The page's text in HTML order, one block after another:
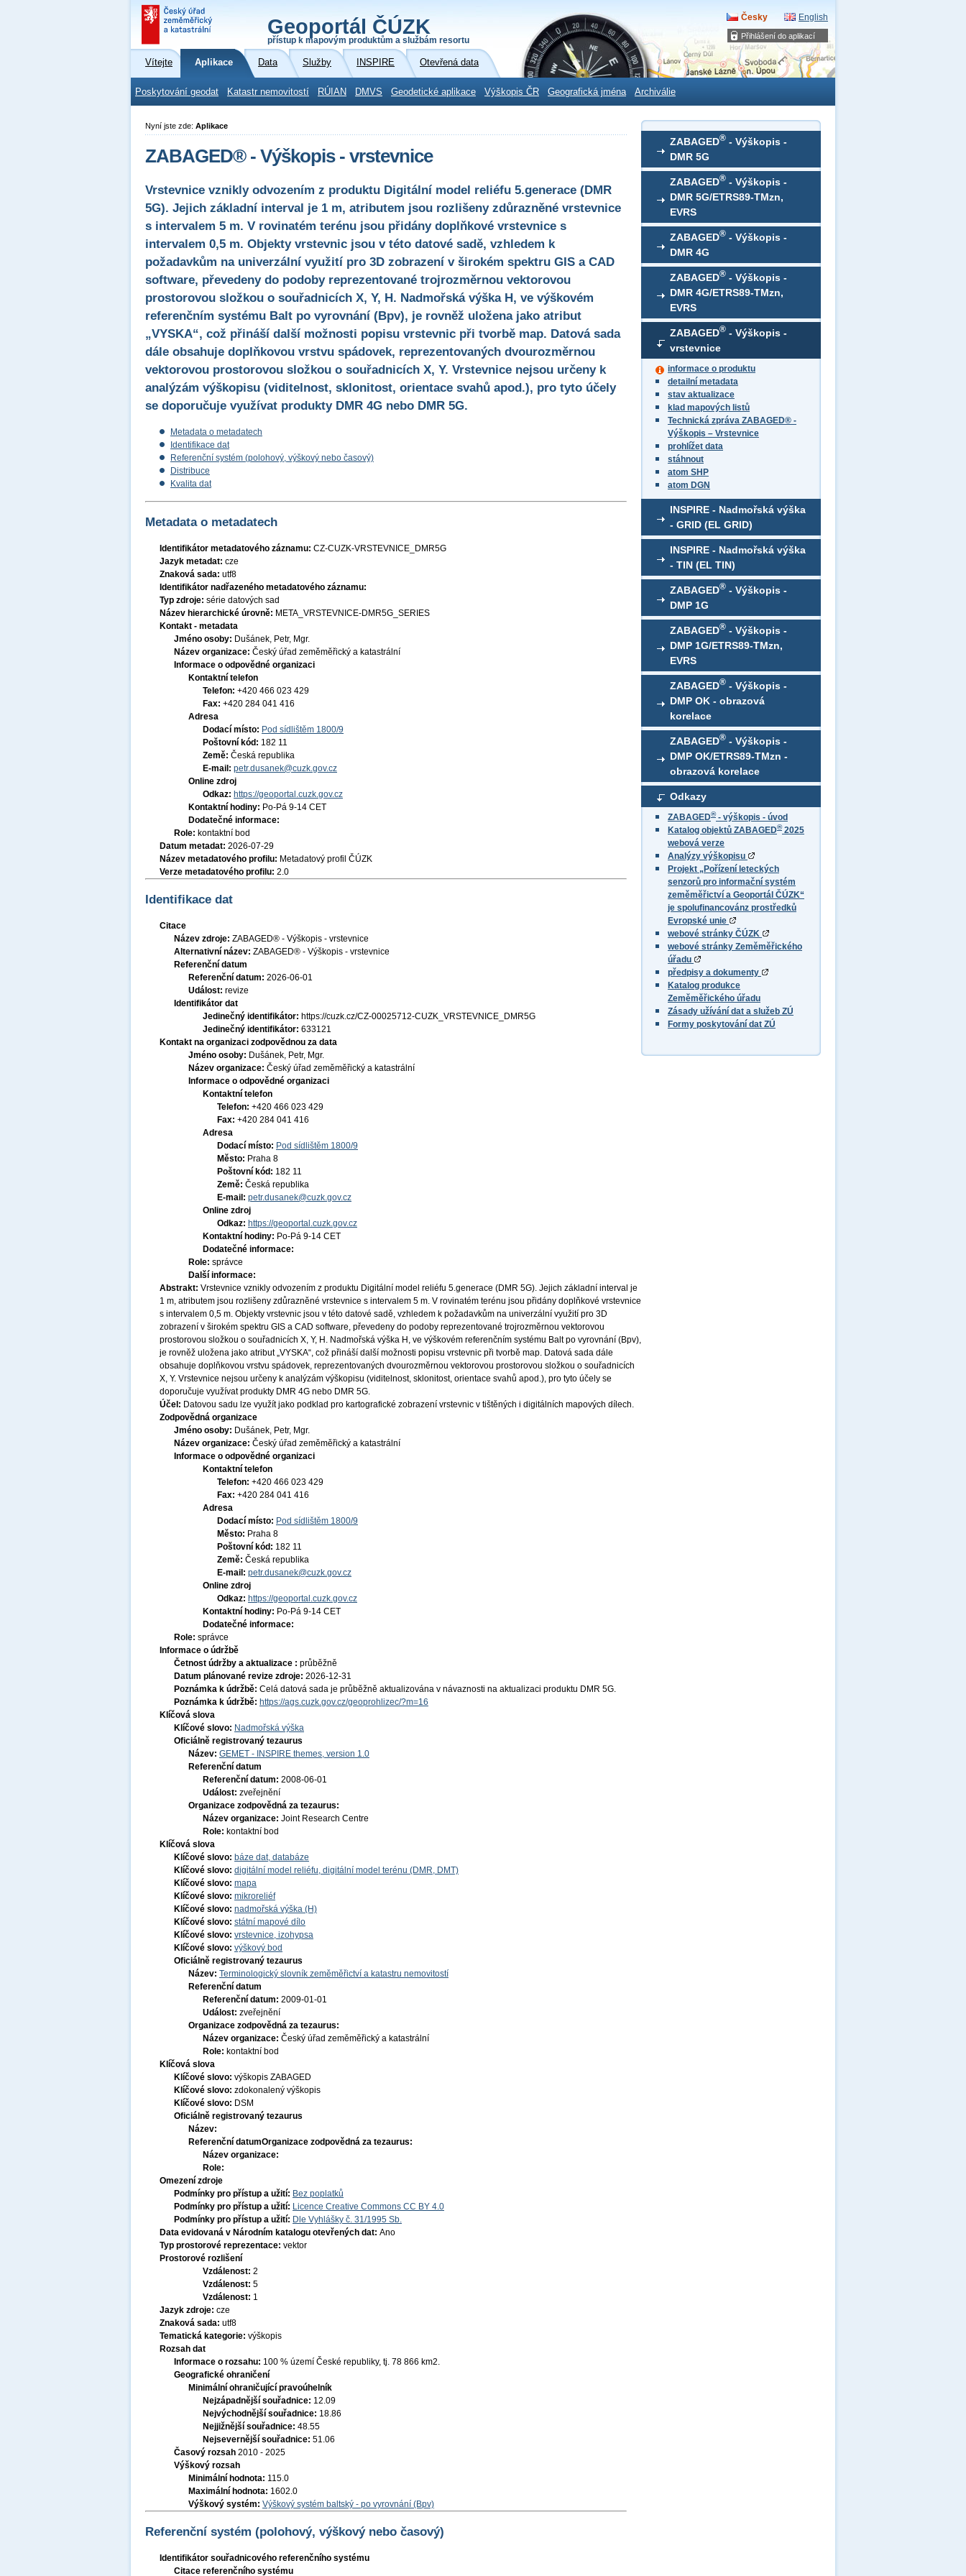
Přihlášení do aplikací
Geoportál ČÚZK
přístup k mapovým produktům a službám resortu
Česky English
Vítejte Aplikace Data Služby INSPIRE Otevřená data
Poskytování geodat Katastr nemovitostí RÚIAN DMVS Geodetické aplikace Výškopis ČR Geografická jména Archiválie
ZABAGED® - Výškopis -
DMR 5G
ZABAGED® - Výškopis -
DMR 5G/ETRS89-TMzn,
EVRS
ZABAGED® - Výškopis -
DMR 4G
ZABAGED® - Výškopis -
DMR 4G/ETRS89-TMzn,
EVRS
ZABAGED® - Výškopis -
vrstevnice
informace o produktu
detailní metadata
stav aktualizace
klad mapových listů
Technická zpráva ZABAGED® -
Výškopis – Vrstevnice
prohlížet data
stáhnout
atom SHP
atom DGN
INSPIRE - Nadmořská výška
- GRID (EL GRID)
INSPIRE - Nadmořská výška
- TIN (EL TIN)
ZABAGED® - Výškopis -
DMP 1G
ZABAGED® - Výškopis -
DMP 1G/ETRS89-TMzn,
EVRS
ZABAGED® - Výškopis -
DMP OK - obrazová
korelace
ZABAGED® - Výškopis -
DMP OK/ETRS89-TMzn -
obrazová korelace
Odkazy
ZABAGED®- výškopis - úvod
Katalog objektů ZABAGED®2025
webová verze
Analýzy výškopisu
Projekt „Pořízení leteckých
senzorů pro informační systém
zeměměřictví a Geoportál ČÚZK“
je spolufinancovánz prostředků
Evropské unie
webové stránky ČÚZK
webové stránky Zeměměřického
úřadu
předpisy a dokumenty
Katalog produkce
Zeměměřického úřadu
Zásady užívání dat a služeb ZÚ
Formy poskytování dat ZÚ
Nyní jste zde: Aplikace
ZABAGED® - Výškopis - vrstevnice
Vrstevnice vznikly odvozením z produktu Digitální model reliéfu 5.generace (DMR
5G). Jejich základní interval je 1 m, atributem jsou rozlišeny zdůrazněné vrstevnice
s intervalem 5 m. V rovinatém terénu jsou přidány doplňkové vrstevnice s
intervalem 0,5 m. Objekty vrstevnic jsou v této datové sadě, vzhledem k
požadavkům na univerzální využití pro 3D zobrazení v širokém spektru GIS a CAD
software, převedeny do podoby reprezentované trojrozměrnou vektorovou
prostorovou složkou o souřadnicích X, Y, H. Nadmořská výška H, ve výškovém
referenčním systému Balt po vyrovnání (Bpv), je rovněž uložena jako atribut
„VYSKA“, což přináší další možnosti popisu vrstevnic při tvorbě map. Datová sada
dále obsahuje doplňkovou vrstvu spádovek, reprezentovaných dvourozměrnou
vektorovou prostorovou složkou o souřadnicích X, Y. Vrstevnice nejsou určeny k
analýzám výškopisu (viditelnost, sklonitost, orientace svahů apod.), pro tyto účely
se doporučuje využívat produkty DMR 4G nebo DMR 5G.
Metadata o metadatech
Identifikace dat
Referenční systém (polohový, výškový nebo časový)
Distribuce
Kvalita dat
Metadata o metadatech
Identifikátor metadatového záznamu: CZ-CUZK-VRSTEVNICE_DMR5G
Jazyk metadat: cze
Znaková sada: utf8
Identifikátor nadřazeného metadatového záznamu:
Typ zdroje: série datových sad
Název hierarchické úrovně: META_VRSTEVNICE-DMR5G_SERIES
Kontakt - metadata
Jméno osoby: Dušánek, Petr, Mgr.
Název organizace: Český úřad zeměměřický a katastrální
Informace o odpovědné organizaci
Kontaktní telefon
Telefon: +420 466 023 429
Fax: +420 284 041 416
Adresa
Dodací místo: Pod sídlištěm 1800/9
Poštovní kód: 182 11
Země: Česká republika
E-mail: petr.dusanek@cuzk.gov.cz
Online zdroj
Odkaz: https://geoportal.cuzk.gov.cz
Kontaktní hodiny: Po-Pá 9-14 CET
Dodatečné informace:
Role: kontaktní bod
Datum metadat: 2026-07-29
Název metadatového profilu: Metadatový profil ČÚZK
Verze metadatového profilu: 2.0
Identifikace dat
Citace
Název zdroje: ZABAGED® - Výškopis - vrstevnice
Alternativní název: ZABAGED® - Výškopis - vrstevnice
Referenční datum
Referenční datum: 2026-06-01
Událost: revize
Identifikátor dat
Jedinečný identifikátor: https://cuzk.cz/CZ-00025712-CUZK_VRSTEVNICE_DMR5G
Jedinečný identifikátor: 633121
Kontakt na organizaci zodpovědnou za data
Jméno osoby: Dušánek, Petr, Mgr.
Název organizace: Český úřad zeměměřický a katastrální
Informace o odpovědné organizaci
Kontaktní telefon
Telefon: +420 466 023 429
Fax: +420 284 041 416
Adresa
Dodací místo: Pod sídlištěm 1800/9
Město: Praha 8
Poštovní kód: 182 11
Země: Česká republika
E-mail: petr.dusanek@cuzk.gov.cz
Online zdroj
Odkaz: https://geoportal.cuzk.gov.cz
Kontaktní hodiny: Po-Pá 9-14 CET
Dodatečné informace:
Role: správce
Další informace:
Abstrakt: Vrstevnice vznikly odvozením z produktu Digitální model reliéfu 5.generace (DMR 5G). Jejich základní interval je
1 m, atributem jsou rozlišeny zdůrazněné vrstevnice s intervalem 5 m. V rovinatém terénu jsou přidány doplňkové vrstevnice
s intervalem 0,5 m. Objekty vrstevnic jsou v této datové sadě, vzhledem k požadavkům na univerzální využití pro 3D
zobrazení v širokém spektru GIS a CAD software, převedeny do podoby reprezentované trojrozměrnou vektorovou
prostorovou složkou o souřadnicích X, Y, H. Nadmořská výška H, ve výškovém referenčním systému Balt po vyrovnání (Bpv),
je rovněž uložena jako atribut „VYSKA“, což přináší další možnosti popisu vrstevnic při tvorbě map. Datová sada dále
obsahuje doplňkovou vrstvu spádovek, reprezentovaných dvourozměrnou vektorovou prostorovou složkou o souřadnicích
X, Y. Vrstevnice nejsou určeny k analýzám výškopisu (viditelnost, sklonitost, orientace svahů apod.), pro tyto účely se
doporučuje využívat produkty DMR 4G nebo DMR 5G.
Účel: Datovou sadu lze využít jako podklad pro kartografické zobrazení vrstevnic v tištěných i digitálních mapových dílech.
Zodpovědná organizace
Jméno osoby: Dušánek, Petr, Mgr.
Název organizace: Český úřad zeměměřický a katastrální
Informace o odpovědné organizaci
Kontaktní telefon
Telefon: +420 466 023 429
Fax: +420 284 041 416
Adresa
Dodací místo: Pod sídlištěm 1800/9
Město: Praha 8
Poštovní kód: 182 11
Země: Česká republika
E-mail: petr.dusanek@cuzk.gov.cz
Online zdroj
Odkaz: https://geoportal.cuzk.gov.cz
Kontaktní hodiny: Po-Pá 9-14 CET
Dodatečné informace:
Role: správce
Informace o údržbě
Četnost údržby a aktualizace : průběžně
Datum plánované revize zdroje: 2026-12-31
Poznámka k údržbě: Celá datová sada je průběžně aktualizována v návaznosti na aktualizaci produktu DMR 5G.
Poznámka k údržbě: https://ags.cuzk.gov.cz/geoprohlizec/?m=16
Klíčová slova
Klíčové slovo: Nadmořská výška
Oficiálně registrovaný tezaurus
Název: GEMET - INSPIRE themes, version 1.0
Referenční datum
Referenční datum: 2008-06-01
Událost: zveřejnění
Organizace zodpovědná za tezaurus:
Název organizace: Joint Research Centre
Role: kontaktní bod
Klíčová slova
Klíčové slovo: báze dat, databáze
Klíčové slovo: digitální model reliéfu, digitální model terénu (DMR, DMT)
Klíčové slovo: mapa
Klíčové slovo: mikroreliéf
Klíčové slovo: nadmořská výška (H)
Klíčové slovo: státní mapové dílo
Klíčové slovo: vrstevnice, izohypsa
Klíčové slovo: výškový bod
Oficiálně registrovaný tezaurus
Název: Terminologický slovník zeměměřictví a katastru nemovitostí
Referenční datum
Referenční datum: 2009-01-01
Událost: zveřejnění
Organizace zodpovědná za tezaurus:
Název organizace: Český úřad zeměměřický a katastrální
Role: kontaktní bod
Klíčová slova
Klíčové slovo: výškopis ZABAGED
Klíčové slovo: zdokonalený výškopis
Klíčové slovo: DSM
Oficiálně registrovaný tezaurus
Název:
Referenční datumOrganizace zodpovědná za tezaurus:
Název organizace:
Role:
Omezení zdroje
Podmínky pro přístup a užití: Bez poplatků
Podmínky pro přístup a užití: Licence Creative Commons CC BY 4.0
Podmínky pro přístup a užití: Dle Vyhlášky č. 31/1995 Sb.
Data evidovaná v Národním katalogu otevřených dat: Ano
Typ prostorové reprezentace: vektor
Prostorové rozlišení
Vzdálenost: 2
Vzdálenost: 5
Vzdálenost: 1
Jazyk zdroje: cze
Znaková sada: utf8
Tematická kategorie: výškopis
Rozsah dat
Informace o rozsahu: 100 % území České republiky, tj. 78 866 km2.
Geografické ohraničení
Minimální ohraničující pravoúhelník
Nejzápadnější souřadnice: 12.09
Nejvýchodnější souřadnice: 18.86
Nejjižnější souřadnice: 48.55
Nejsevernější souřadnice: 51.06
Časový rozsah 2010 - 2025
Výškový rozsah
Minimální hodnota: 115.0
Maximální hodnota: 1602.0
Výškový systém: Výškový systém baltský - po vyrovnání (Bpv)
Referenční systém (polohový, výškový nebo časový)
Identifikátor souřadnicového referenčního systému
Citace referenčního systému